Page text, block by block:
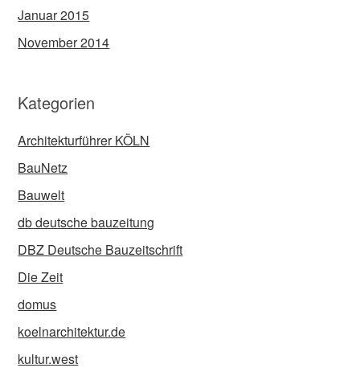
Januar 2015
November 2014
Kategorien
Architekturführer KÖLN
BauNetz
Bauwelt
db deutsche bauzeitung
DBZ Deutsche Bauzeitschrift
Die Zeit
domus
koelnarchitektur.de
kultur.west